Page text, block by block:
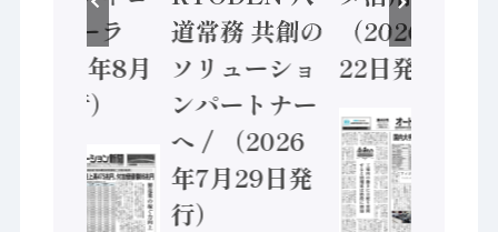
ントローラ
（2026年8月
5日発行）
道常務 共創の
ソリューショ
ンパートナー
へ / （2026
年7月29日発
行）
（2026年7月
22日発行）